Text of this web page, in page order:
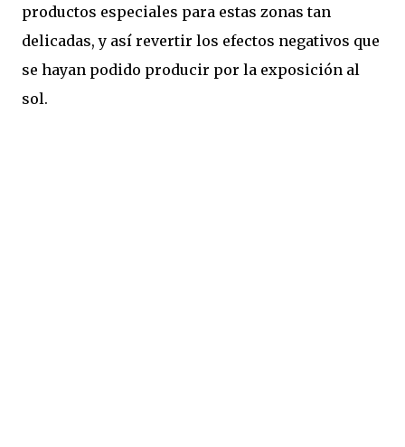
productos especiales para estas zonas tan
delicadas, y así revertir los efectos negativos que
se hayan podido producir por la exposición al
sol.